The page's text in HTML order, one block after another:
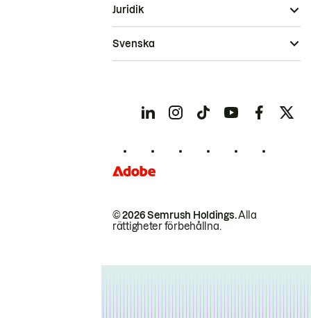
© 2026 Semrush Holdings.Alla
rättigheter förbehållna.
Juridik
Svenska